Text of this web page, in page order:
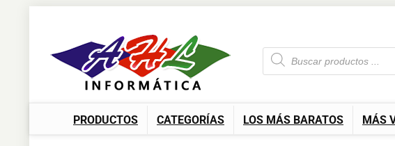
PRODUCTOS CATEGORÍAS LOS MÁS BARATOS MÁS